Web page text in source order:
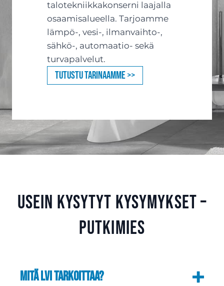
talotekniikkakonserni laajalla
osaamisalueella. Tarjoamme
lämpö-, vesi-, ilmanvaihto-,
sähkö-, automaatio- sekä
turvapalvelut.
Tutustu tarinaamme >>
Usein kysytyt kysymykset –
Putkimies
Mitä LVI tarkoittaa?